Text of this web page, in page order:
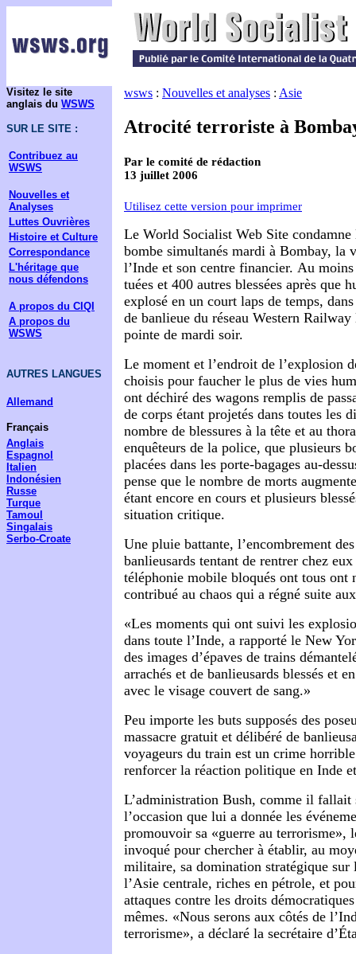
Visitez le site
anglais du WSWS
SUR LE SITE :
Contribuez au
WSWS
Nouvelles et
Analyses
Luttes Ouvrières
Histoire et Culture
Correspondance
L'héritage que
nous défendons
A propos du CIQI
A propos du
WSWS
AUTRES LANGUES
Allemand
Français
Anglais
Espagnol
Italien
Indonésien
Russe
Turque
Tamoul
Singalais
Serbo-Croate
wsws : Nouvelles et analyses : Asie
Atrocité terroriste à
Par le comité de rédaction
13 juillet 2006
Utilisez cette version pour imprimer
Le World Socialist Web Site condamne
bombe simultanés mardi à Bombay, la
l’Inde et son centre financier. Au moins
tuées et 400 autres blessées après que
explosé en un court laps de temps,
de banlieue du réseau Western Railway
pointe de mardi soir.
Le moment et l’endroit de l’explosion
choisis pour faucher le plus de vies
ont déchiré des wagons remplis de
de corps étant projetés dans toutes les
nombre de blessures à la tête et au
enquêteurs de la police, que plusieurs
placées dans les porte-bagages au-
pense que le nombre de morts
étant encore en cours et plusieurs
situation critique.
Une pluie battante, l’encombrement
banlieusards tentant de rentrer chez
téléphonie mobile bloqués ont tous ont
contribué au chaos qui a régné suite
«Les moments qui ont suivi les
dans toute l’Inde, a rapporté le New
des images d’épaves de trains
arrachés et de banlieusards blessés et
avec le visage couvert de sang.»
Peu importe les buts supposés des
massacre gratuit et délibéré de
voyageurs du train est un crime
renforcer la réaction politique en Inde
L’administration Bush, comme il fallait
l’occasion que lui a donnée les
promouvoir sa «guerre au terrorisme»,
invoqué pour chercher à établir, au
militaire, sa domination stratégique
l’Asie centrale, riches en pétrole, et
attaques contre les droits
mêmes. «Nous serons aux côtés de
terrorisme», a déclaré la secrétaire